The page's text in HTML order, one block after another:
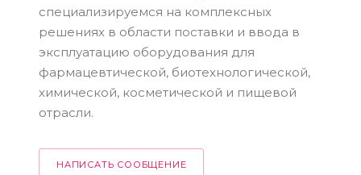
специализируемся на комплексных
решениях в области поставки и ввода в
эксплуатацию оборудования для
фармацевтической, биотехнологической,
химической, косметической и пищевой
отрасли.
НАПИСАТЬ СООБЩЕНИЕ